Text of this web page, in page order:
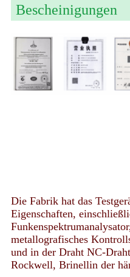
Bescheinigungen
Die Fabrik hat das
Eigenschaften,
metallografisches
und in der Draht NC-
Rockwell, Brinellin der